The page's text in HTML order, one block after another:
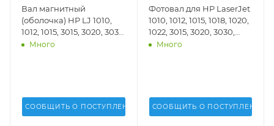
Вал магнитный
(оболочка) HP LJ 1010,
1012, 1015, 3015, 3020, 3030
(Q2612A) (DV) - DV-MRS-
Много
СООБЩИТЬ О ПОСТУПЛЕНИИ
Фотовал для HP LaserJet
1010, 1012, 1015, 1018, 1020,
1022, 3015, 3020, 3030,
3050, 3052, 3055, M1005,
Много
СООБЩИТЬ О ПОСТУПЛЕНИИ